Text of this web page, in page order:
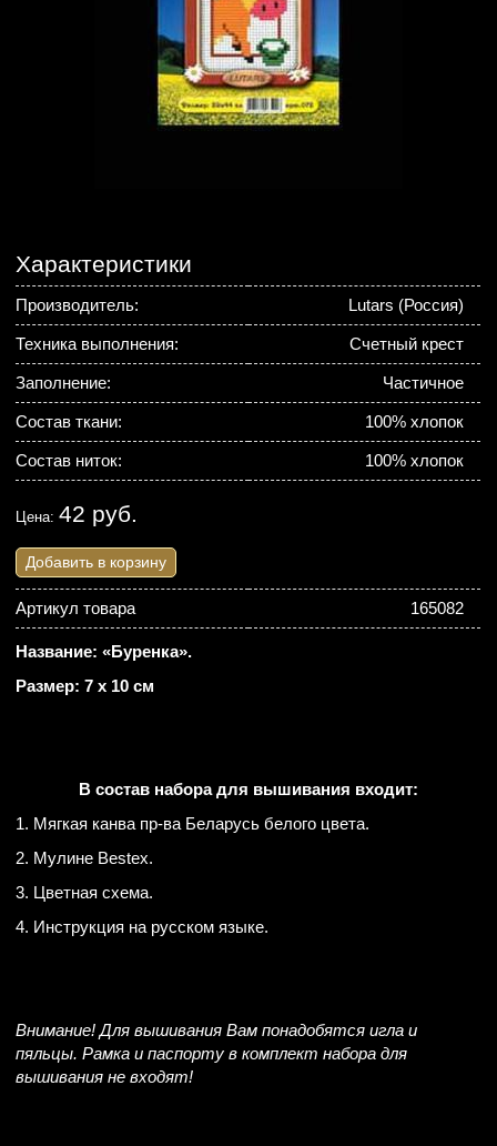
Характеристики
Производитель: Lutars (Россия)
Техника выполнения: Счетный крест
Заполнение: Частичное
Состав ткани: 100% хлопок
Состав ниток: 100% хлопок
Цена:42 руб.
Добавить в корзину
Артикул товара 165082
Название: «Буренка».
Размер: 7 х 10 см
В состав набора для вышивания входит:
1. Мягкая канва пр-ва Беларусь белого цвета.
2. Мулине Bestex.
3. Цветная схема.
4. Инструкция на русском языке.
Внимание! Для вышивания Вам понадобятся игла и
пяльцы. Рамка и паспорту в комплект набора для
вышивания не входят!